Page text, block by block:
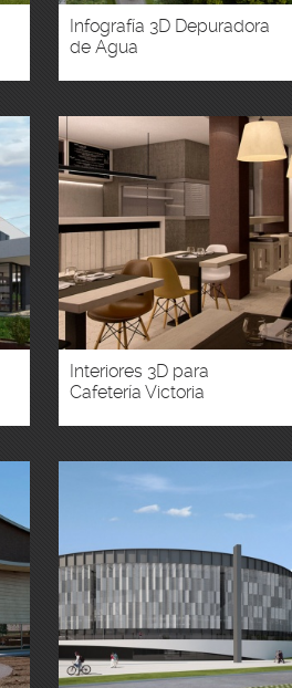
Infografía 3D Depuradora
de Agua
Interiores 3D para
Cafetería Victoria